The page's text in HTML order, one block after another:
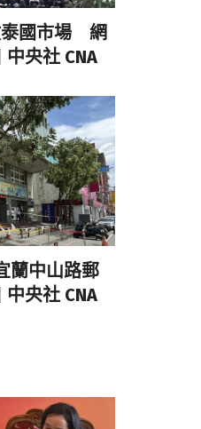
泰國市場 網
央社 CNA
蘭中山路郵
央社 CNA